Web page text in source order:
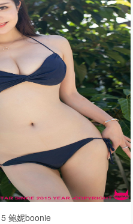
鲍妮boonie